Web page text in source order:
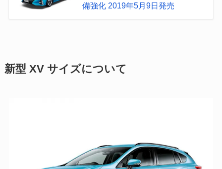
備強化 2019年5月9日発売
新型 XV サイズについて